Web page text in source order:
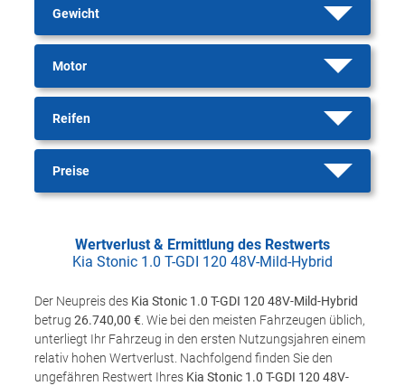
Gewicht
Motor
Reifen
Preise
Wertverlust & Ermittlung des Restwerts
Kia Stonic 1.0 T-GDI 120 48V-Mild-Hybrid
Der Neupreis des Kia Stonic 1.0 T-GDI 120 48V-Mild-Hybrid
betrug 26.740,00 € . Wie bei den meisten Fahrzeugen üblich,
unterliegt Ihr Fahrzeug in den ersten Nutzungsjahren einem
relativ hohen Wertverlust. Nachfolgend finden Sie den
ungefähren Restwert Ihres Kia Stonic 1.0 T-GDI 120 48V-